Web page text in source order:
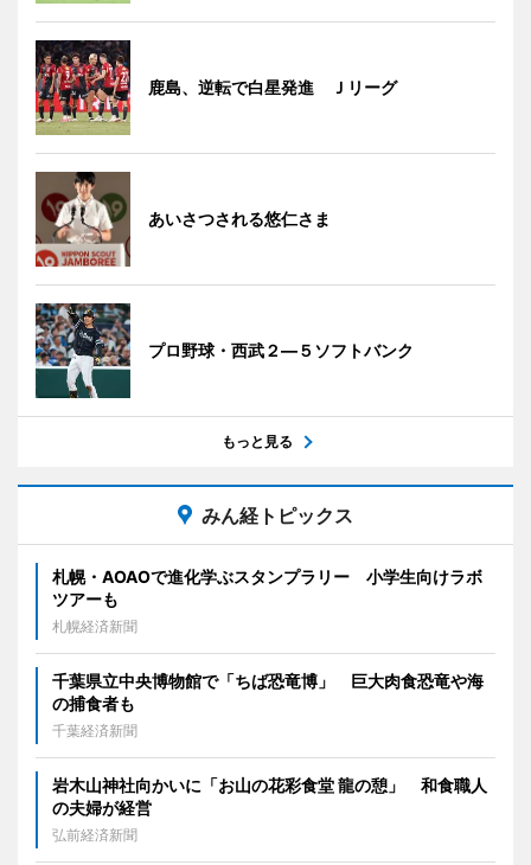
鹿島、逆転で白星発進 Ｊリーグ
あいさつされる悠仁さま
プロ野球・西武２―５ソフトバンク
もっと見る
みん経トピックス
札幌・AOAOで進化学ぶスタンプラリー 小学生向けラボ
ツアーも
札幌経済新聞
千葉県立中央博物館で「ちば恐竜博」 巨大肉食恐竜や海
の捕食者も
千葉経済新聞
岩木山神社向かいに「お山の花彩食堂 龍の憩」 和食職人
の夫婦が経営
弘前経済新聞